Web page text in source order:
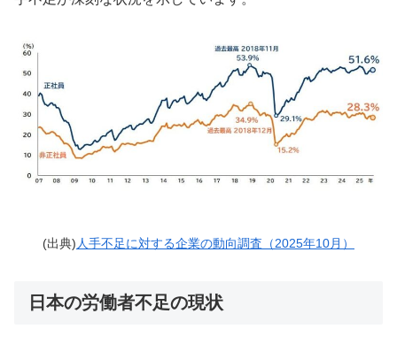
(出典) 人手不足に対する企業の動向調査（2025年10月）
日本の労働者不足の現状